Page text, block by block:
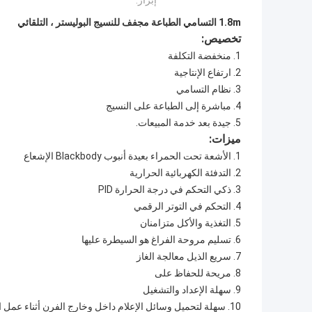
1.8m التسامي الطباعة مجفف للنسيج البوليستر ، التلقائي
تخصيص:
1. منخفضة التكلفة
2. ارتفاع الإنتاجية
3. نظام التسامي
4. مباشرة إلى الطباعة على النسيج
5. جيدة بعد خدمة المبيعات.
ميزات:
1. الأشعة تحت الحمراء بعيدة أنبوب Blackbody الإشعاع
2. التدفئة الكهربائية الحرارية
3. ذكي التحكم في درجة الحرارة PID
4. التحكم في التوتر الرقمي
5. التغذية والأكل متزامنان
6. تسليم مروحة الفراغ هو السيطرة عليها
7. سريع الذيل معالجة الغاز
8. مريحة للحفاظ على
9. سهلة الإعداد والتشغيل
10. سهلة لتحميل وسائل الإعلام داخل وخارج الفرن أثناء عمل الجهاز